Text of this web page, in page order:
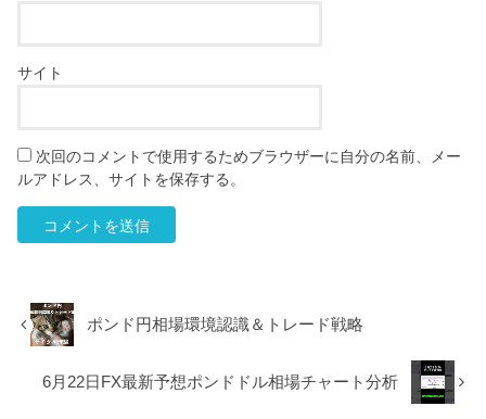
サイト
次回のコメントで使用するためブラウザーに自分の名前、メー
ルアドレス、サイトを保存する。
ポンド円相場環境認識＆トレード戦略
6月22日FX最新予想ポンドドル相場チャート分析